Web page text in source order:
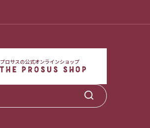
プロサスの公式オンラインショップ